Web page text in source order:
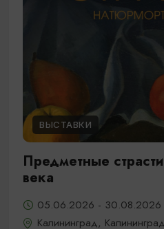
ВЫСТАВКИ
Предметные
века
05.06.2026 - 30.08.2026
Калининград,